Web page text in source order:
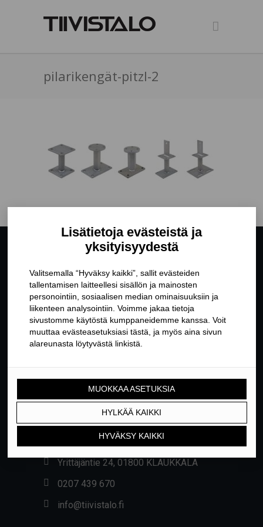
pilarikengät-pitzl-2
YHTEYSTIEDOT
Yrittäjäntie 24, 01800 KLAUKKALA
0207 439 670
info@tiivistalo.fi